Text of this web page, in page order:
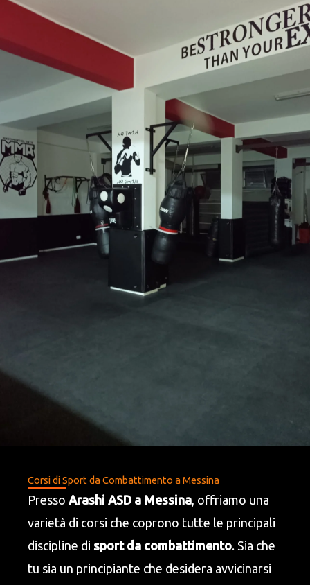
Corsi di Sport da Combattimento a Messina
Presso Arashi ASD a Messina , offriamo una
varietà di corsi che coprono tutte le principali
discipline di sport da combattimento. Sia che
tu sia un principiante che desidera avvicinarsi